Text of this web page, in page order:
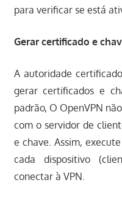
para verificar se está
Gerar certificado e
A autoridade
gerar certificados e
padrão, O OpenVPN
com o servidor de
e chave. Assim,
cada dispositivo
conectar à VPN.